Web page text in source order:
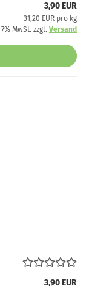
3,90 EUR
31,20 EUR pro kg
MwSt. zzgl. Versand
3,90 EUR